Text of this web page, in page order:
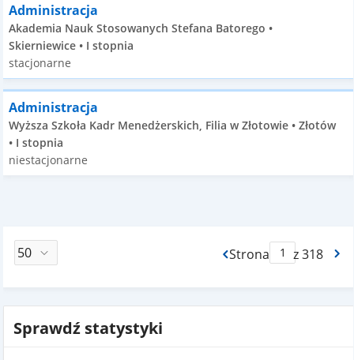
Administracja
Akademia Nauk Stosowanych Stefana Batorego •
Skierniewice • I stopnia
stacjonarne
Administracja
Wyższa Szkoła Kadr Menedżerskich, Filia w Złotowie • Złotów
• I stopnia
niestacjonarne
Strona
Max Stronaz 318
Sprawdź statystyki